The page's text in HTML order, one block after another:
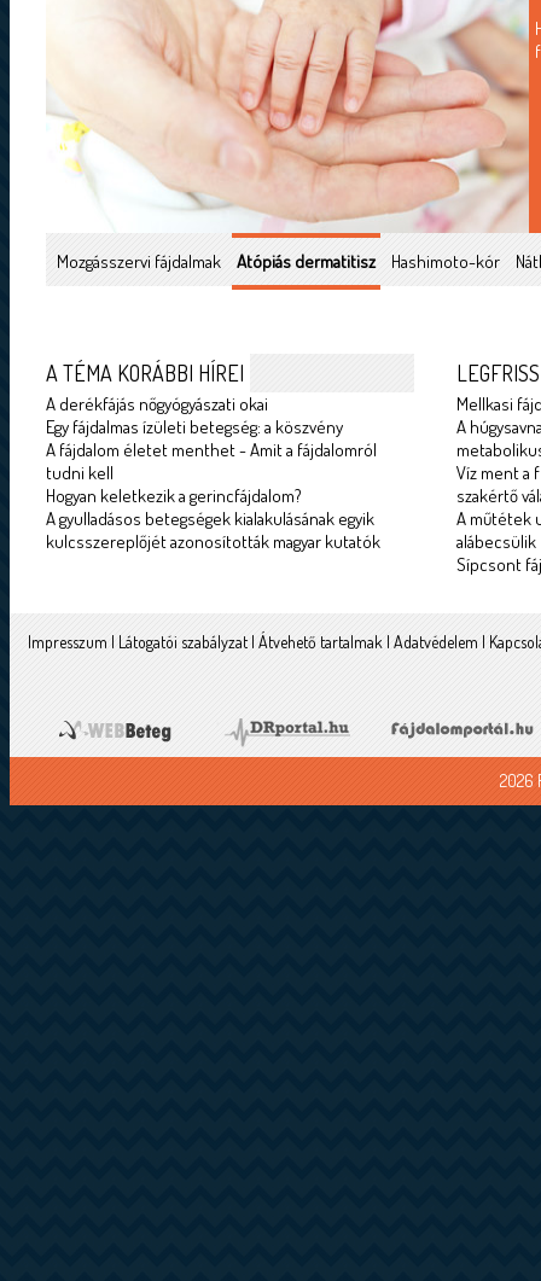
Mozgásszervi fájdalmak Atópiás dermatitisz Hashimoto-kór
A TÉMA KORÁBBI HÍREI
A derékfájás nőgyógyászati okai
Egy fájdalmas ízületi betegség: a köszvény
A fájdalom életet menthet - Amit a fájdalomról
tudni kell
Hogyan keletkezik a gerincfájdalom?
A gyulladásos betegségek kialakulásának egyik
kulcsszereplőjét azonosították magyar kutatók
Mellkasi
A
Víz ment a
szakértő
A műtétek
alábecsülik
Sípcsont
Impresszum | Látogatói szabályzat | Átvehető tartalmak | Adatvédelem |
2026